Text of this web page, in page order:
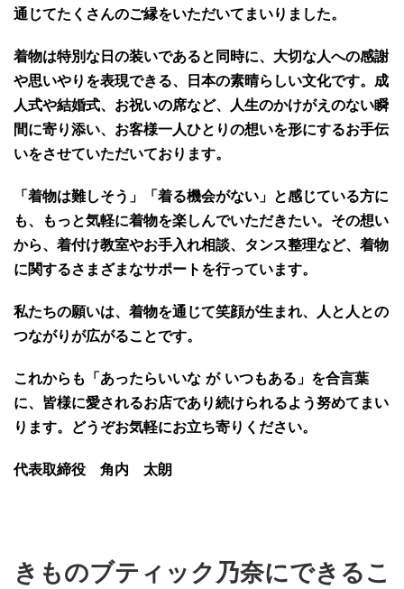
通じてたくさんのご縁をいただいてまいりました。
着物は特別な日の装いであると同時に、大切な人への感謝
や思いやりを表現できる、日本の素晴らしい文化です。成
人式や結婚式、お祝いの席など、人生のかけがえのない瞬
間に寄り添い、お客様一人ひとりの想いを形にするお手伝
いをさせていただいております。
「着物は難しそう」「着る機会がない」と感じている方に
も、もっと気軽に着物を楽しんでいただきたい。その想い
から、着付け教室やお手入れ相談、タンス整理など、着物
に関するさまざまなサポートを行っています。
私たちの願いは、着物を通じて笑顔が生まれ、人と人との
つながりが広がることです。
これからも「あったらいいな が いつもある」を合言葉
に、皆様に愛されるお店であり続けられるよう努めてまい
ります。どうぞお気軽にお立ち寄りください。
代表取締役 角内 太朗
きものブティック乃奈にできるこ